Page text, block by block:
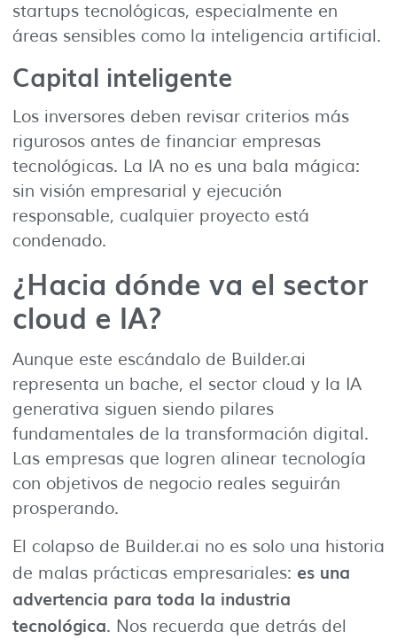
startups tecnológicas, especialmente en
áreas sensibles como la inteligencia artificial.
Capital inteligente
Los inversores deben revisar criterios más
rigurosos antes de financiar empresas
tecnológicas. La IA no es una bala mágica:
sin visión empresarial y ejecución
responsable, cualquier proyecto está
condenado.
¿Hacia dónde va el sector
cloud e IA?
Aunque este escándalo de Builder.ai
representa un bache, el sector cloud y la IA
generativa siguen siendo pilares
fundamentales de la transformación digital.
Las empresas que logren alinear tecnología
con objetivos de negocio reales seguirán
prosperando.
El colapso de Builder.ai no es solo una historia
de malas prácticas empresariales: es una
advertencia para toda la industria
tecnológica. Nos recuerda que detrás del